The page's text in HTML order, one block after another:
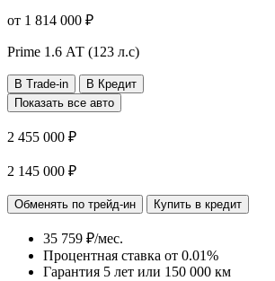
от 1 814 000 ₽
Prime 1.6 АТ (123 л.с)
В Trade-in
В Кредит
Показать все авто
2 455 000 ₽
2 145 000 ₽
Обменять по трейд-ин Купить в кредит
35 759 ₽/мес.
Процентная ставка от 0.01%
Гарантия 5 лет или 150 000 км